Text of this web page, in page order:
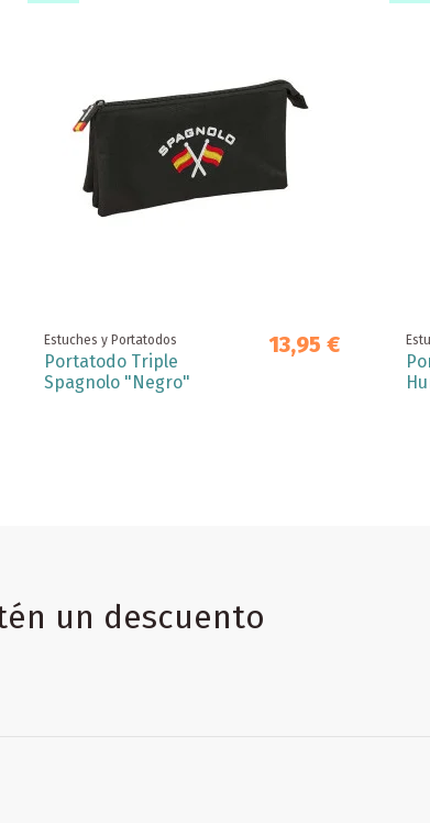
Estuches y Portatodos
Portatodo Triple
Spagnolo "Negro"
13,95 €
un descuento